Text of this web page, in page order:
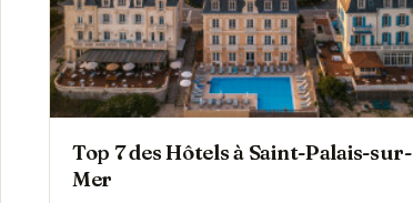
Top 7 des Hôtels à Saint-Palais-sur-
Mer